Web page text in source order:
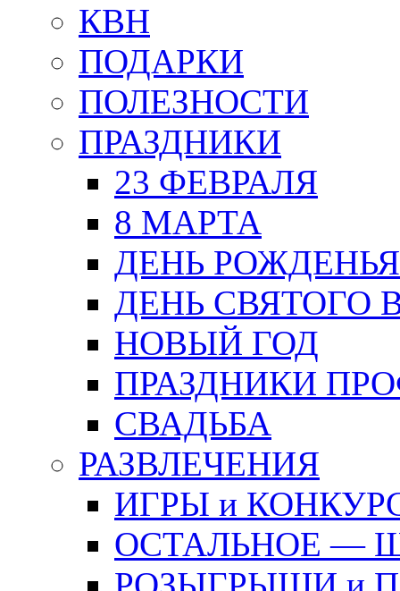
КВН
ПОДАРКИ
ПОЛЕЗНОСТИ
ПРАЗДНИКИ
23 ФЕВРАЛЯ
8 МАРТА
ДЕНЬ РОЖДЕНЬЯ
ДЕНЬ СВЯТОГО
НОВЫЙ ГОД
ПРАЗДНИКИ
СВАДЬБА
РАЗВЛЕЧЕНИЯ
ИГРЫ и
ОСТАЛЬНОЕ —